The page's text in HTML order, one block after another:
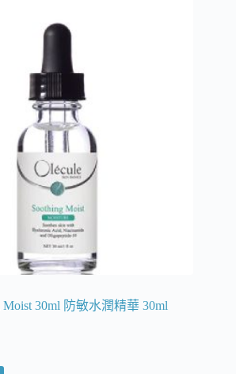
Moist 30ml 防敏水潤精華 30ml